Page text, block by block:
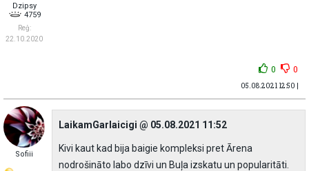
Dzipsy
4759
Reģ:
22.10.2020
0 0
05.08.2021 12:50 |
Sofiii
LaikamGarlaicigi @ 05.08.2021 11:52
Kivi kaut kad bija baigie kompleksi pret Ārena
nodrošināto labo dzīvi un Buļa izskatu un popularitāti.